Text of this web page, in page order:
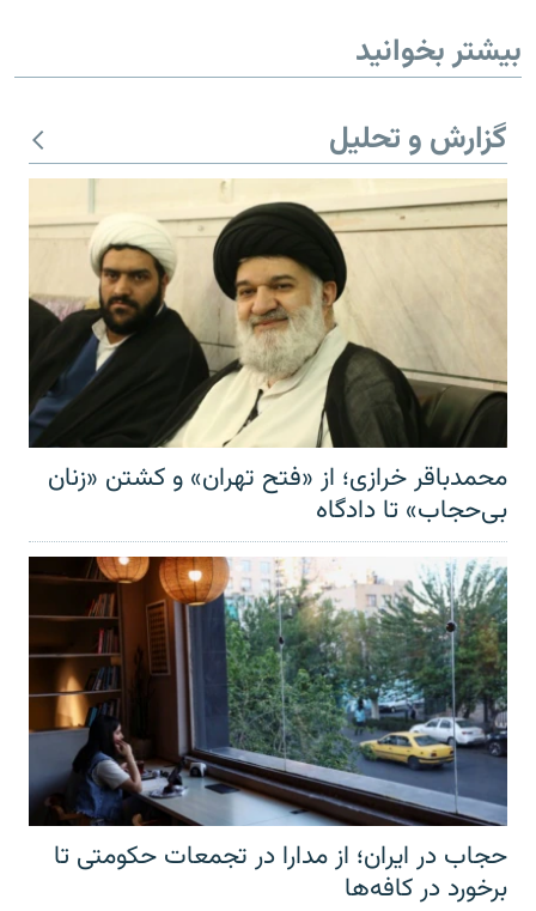
بیشتر بخوانید
گزارش و تحلیل
محمدباقر خرازی؛ از «فتح تهران» و کشتن «زنان
بی‌حجاب» تا دادگاه
حجاب در ایران؛ از مدارا در تجمعات حکومتی تا
برخورد در کافه‌ها